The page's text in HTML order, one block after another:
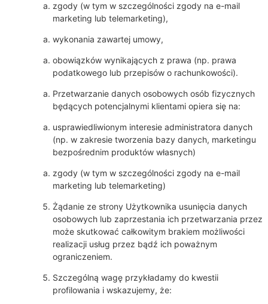
zgody (w tym w szczególności zgody na e-mail
marketing lub telemarketing),
wykonania zawartej umowy,
obowiązków wynikających z prawa (np. prawa
podatkowego lub przepisów o rachunkowości).
Przetwarzanie danych osobowych osób fizycznych
będących potencjalnymi klientami opiera się na:
usprawiedliwionym interesie administratora danych
(np. w zakresie tworzenia bazy danych, marketingu
bezpośrednim produktów własnych)
zgody (w tym w szczególności zgody na e-mail
marketing lub telemarketing)
Żądanie ze strony Użytkownika usunięcia danych
osobowych lub zaprzestania ich przetwarzania przez
może skutkować całkowitym brakiem możliwości
realizacji usług przez bądź ich poważnym
ograniczeniem.
Szczególną wagę przykładamy do kwestii
profilowania i wskazujemy, że: